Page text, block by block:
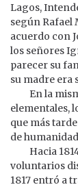
Lagos,
según Rafael
acuerdo con
los señores
parecer su
su madre
En la
elementales,
que más
de
Hacia
voluntarios
1817 entró a